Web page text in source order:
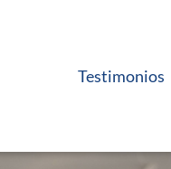
Testimonios